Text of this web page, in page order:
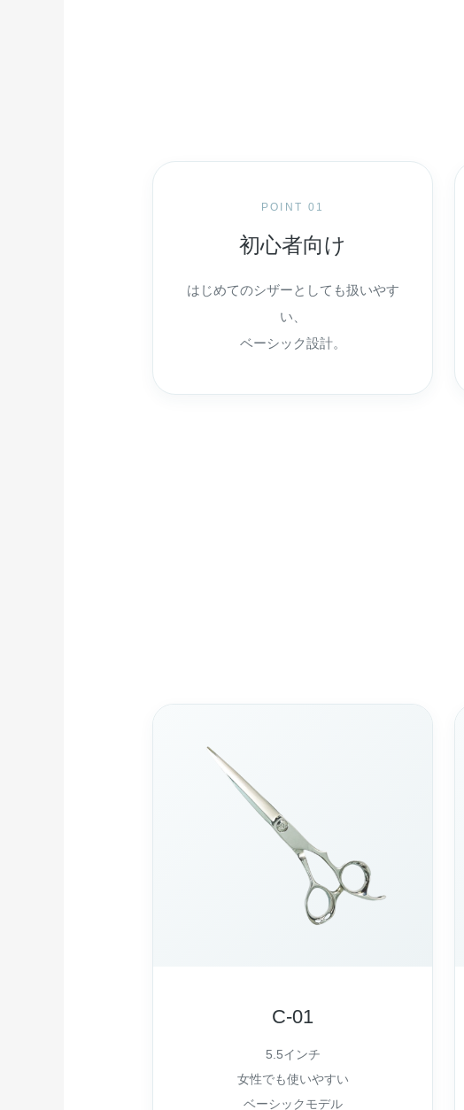
POINT 01
初心者向け
はじめてのシザーとしても扱いやす
い、
ベーシック設計。
C-01
5.5インチ
女性でも使いやすい
ベーシックモデル